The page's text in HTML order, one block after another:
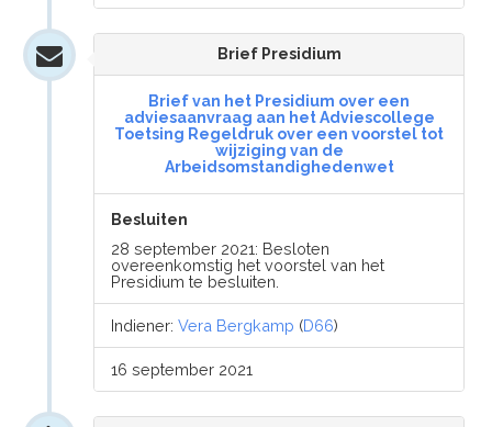
Brief Presidium
Brief van het Presidium over een
adviesaanvraag aan het Adviescollege
Toetsing Regeldruk over een voorstel tot
wijziging van de
Arbeidsomstandighedenwet
Besluiten
28 september 2021: Besloten
overeenkomstig het voorstel van het
Presidium te besluiten.
Indiener:Vera Bergkamp (D66)
16 september 2021